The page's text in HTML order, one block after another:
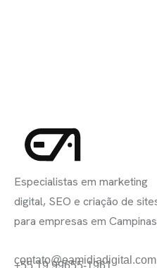
Especialistas em marketing
digital, SEO e criação de
para empresas em
+55 19 99655-1961